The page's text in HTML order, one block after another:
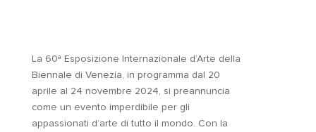
La 60ª Esposizione Internazionale d’Arte della
Biennale di Venezia, in programma dal 20
aprile al 24 novembre 2024, si preannuncia
come un evento imperdibile per gli
appassionati d’arte di tutto il mondo. Con la